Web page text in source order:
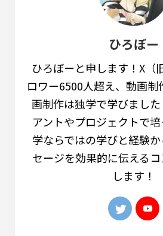
ひろぼー
ひろぼーと申します！X
ロワー6500人超え、動画制
画制作は独学で学びまし
アントやプロジェクトで
学ならではの学びと経験
セージを効果的に伝える
します！